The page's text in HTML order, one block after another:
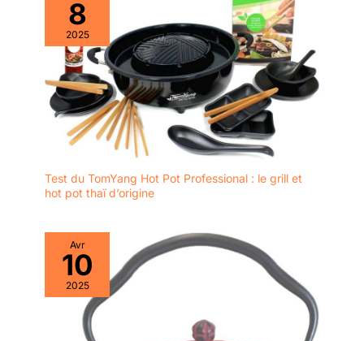
8
2025
Test du TomYang Hot Pot Professional : le grill et
hot pot thaï d’origine
Avr
10
2025